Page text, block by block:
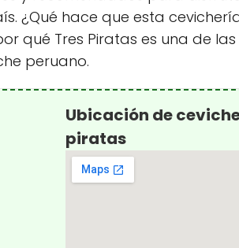
¿Qué hace que esta
qué Tres Piratas es una de
peruano.
Ubicación de
piratas